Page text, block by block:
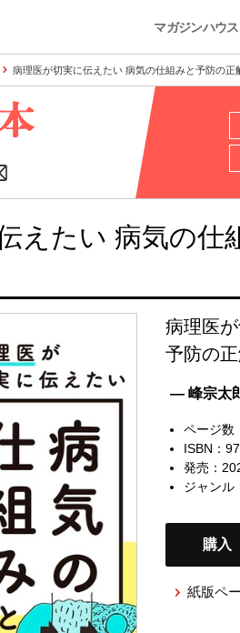
マガジンハウ
病理医が切実に伝えたい 病気の仕組みと予防の正
えたい 病気の仕
病理医
予防の
— 峰宗太
ページ数
ISBN：
発売：
ジャンル
購入
紙版ペ